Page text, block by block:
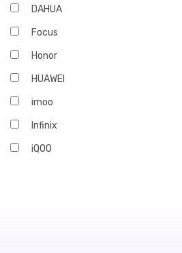
DAHUA
Focus
Honor
HUAWEI
imoo
Infinix
iQOO